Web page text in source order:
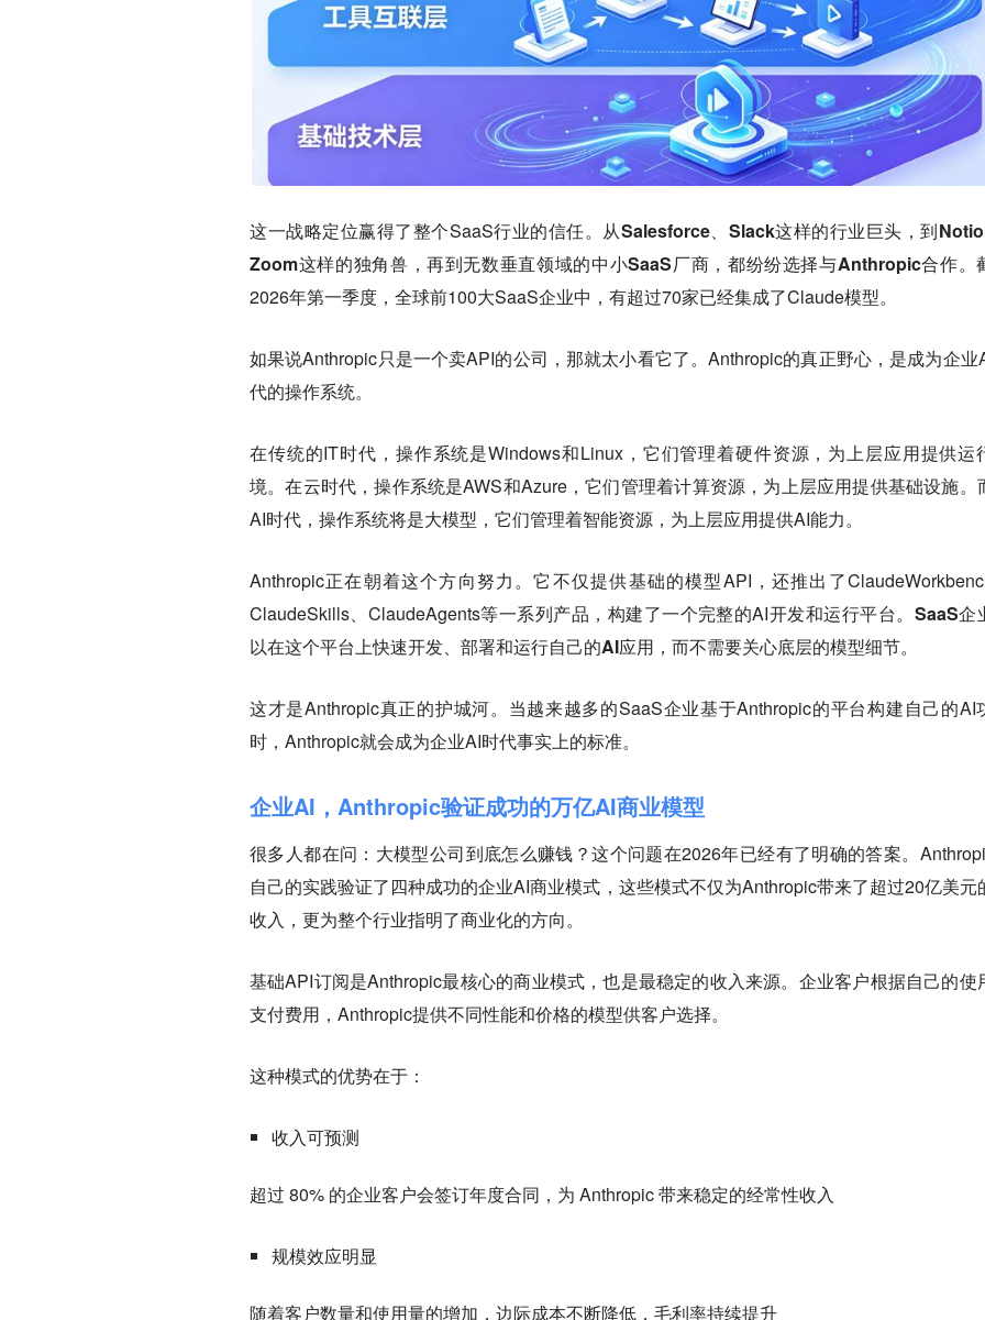
这一战略定位赢得了整个SaaS行业的信任。 从Salesforce、Slack这样的行业巨头，到
Zoom这样的独角兽，再到无数垂直领域的中小SaaS厂商，都纷纷选择与Anthropic合作。
2026年第一季度，全球前100大SaaS企业中，有超过70家已经集成了Claude模型。
如果说Anthropic只是一个卖API的公司，那就太小看它了。Anthropic的真正野心，是成为企业
代的操作系统。
在传统的IT时代，操作系统是Windows和Linux，它们管理着硬件资源，为上层应用提供运
境。在云时代，操作系统是AWS和Azure，它们管理着计算资源，为上层应用提供基础设施。
AI时代，操作系统将是大模型，它们管理着智能资源，为上层应用提供AI能力。
Anthropic正在朝着这个方向努力。它不仅提供基础的模型API，还推出了
ClaudeSkills、ClaudeAgents等一系列产品，构建了一个完整的AI开发和运行平台。 SaaS企
以在这个平台上快速开发、部署和运行自己的AI应用，而不需要关心底层的模型细节。
这才是Anthropic真正的护城河。当越来越多的SaaS企业基于Anthropic的平台构建自己的AI
时，Anthropic就会成为企业AI时代事实上的标准。
企业AI，Anthropic验证成功的万亿AI商业模型
很多人都在问：大模型公司到底怎么赚钱？这个问题在2026年已经有了明确的答案。
自己的实践验证了四种成功的企业AI商业模式，这些模式不仅为Anthropic带来了超过20亿美元
收入，更为整个行业指明了商业化的方向。
基础API订阅是Anthropic最核心的商业模式，也是最稳定的收入来源。企业客户根据自己的使
支付费用，Anthropic提供不同性能和价格的模型供客户选择。
这种模式的优势在于：
收入可预测
超过 80% 的企业客户会签订年度合同，为 Anthropic 带来稳定的经常性收入
规模效应明显
随着客户数量和使用量的增加，边际成本不断降低，毛利率持续提升